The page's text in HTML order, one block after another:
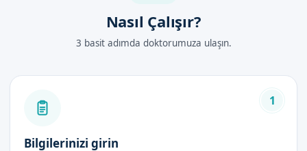
Nasıl Çalışır?
3 basit adımda doktorumuza ulaşın.
1
Bilgilerinizi girin